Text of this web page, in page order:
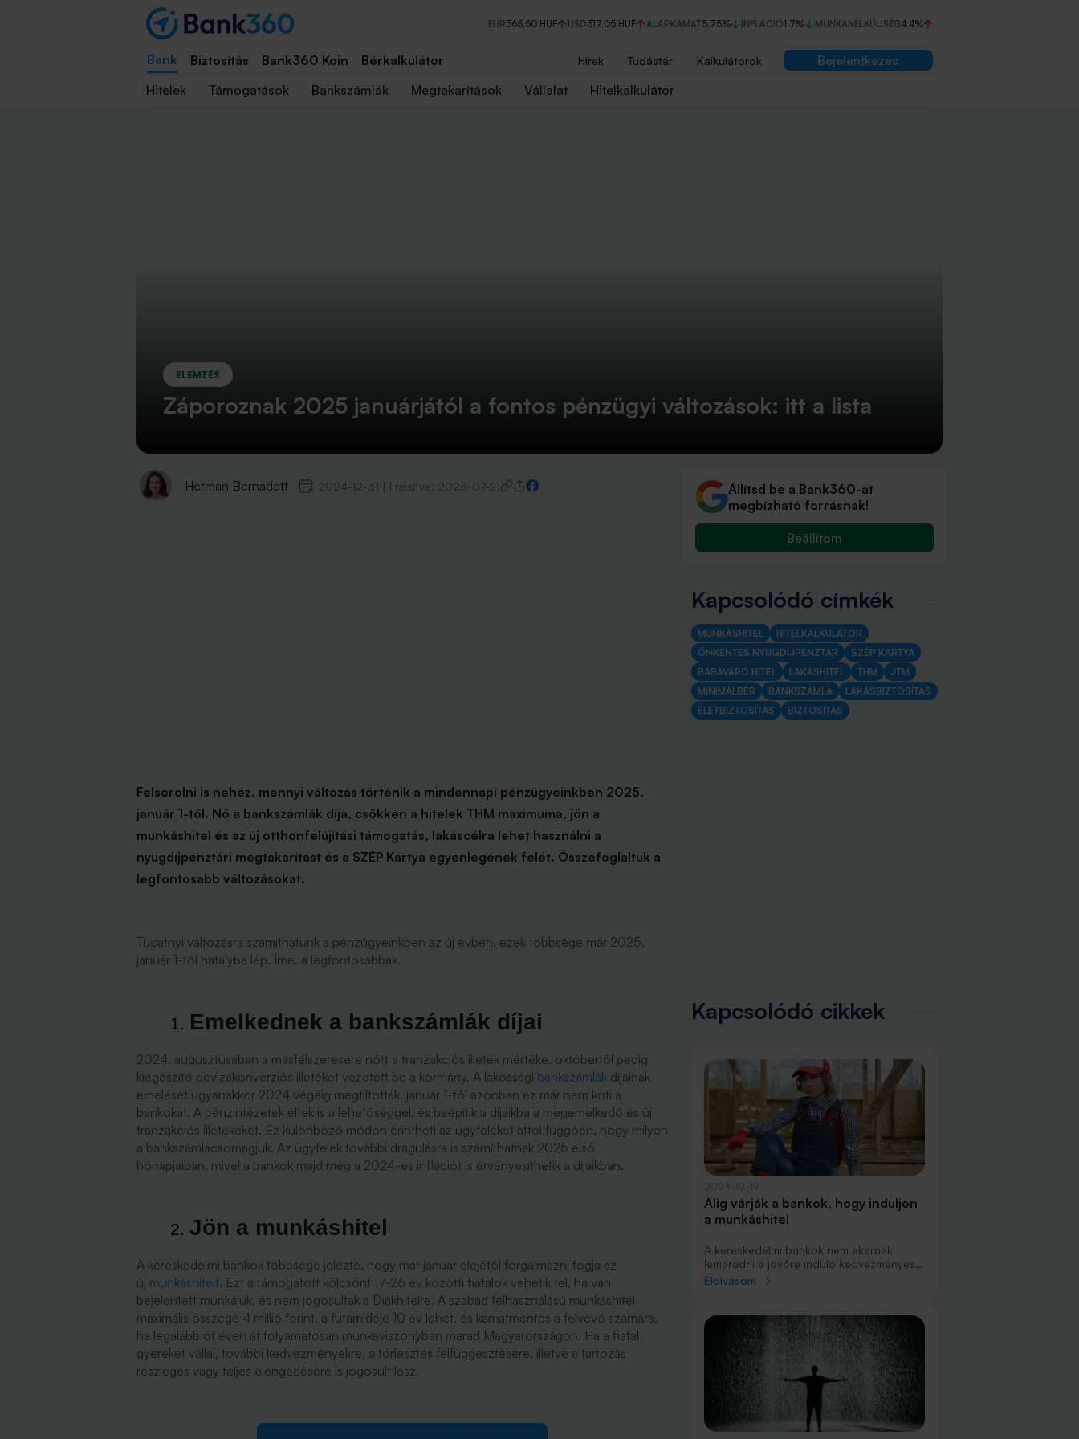
EUR365,50 HUF USD317,05 HUF ALAPKAMAT5,75% INFLÁCIÓ1,7% MUNKANÉLKÜLISÉG4,4%
Bank Biztosítás Bank360 Koin Bérkalkulátor Hírek Tudástár Kalkulátorok
Bejelentkezés
Hitelek
Támogatások Bankszámlák Megtakarítások Vállalat Hitelkalkulátor
ELEMZÉS
Záporoznak 2025 januárjától a fontos pénzügyi változások: itt a lista
Herman Bernadett 2024-12-31 Frissítve: 2025-07-21
Felsorolni is nehéz, mennyi változás történik a mindennapi pénzügyeinkben 2025.
január 1-től. Nő a bankszámlák díja, csökken a hitelek THM maximuma, jön a
munkáshitel és az új otthonfelújítási támogatás, lakáscélra lehet használni a
nyugdíjpénztári megtakarítást és a SZÉP Kártya egyenlegének felét. Összefoglaltuk a
legfontosabb változásokat.
Tucatnyi változásra számíthatunk a pénzügyeinkben az új évben, ezek többsége már 2025.
január 1-től hatályba lép. Íme, a legfontosabbak.
Emelkednek a bankszámlák díjai
2024. augusztusában a másfélszeresére nőtt a tranzakciós illeték mértéke, októbertől pedig
kiegészítő devizakonverziós illetéket vezetett be a kormány. A lakossági bankszámlák díjainak
emelését ugyanakkor 2024 végéig megtiltották, január 1-től azonban ez már nem köti a
bankokat. A pénzintézetek éltek is a lehetőséggel, és beépítik a díjaikba a megemelkedő és új
tranzakciós illetékeket. Ez különböző módon érintheti az ügyfeleket attól függően, hogy milyen
a bankszámlacsomagjuk. Az ügyfelek további drágulásra is számíthatnak 2025 első
hónapjaiban, mivel a bankok majd még a 2024-es inflációt is érvényesíthetik a díjaikban.
Jön a munkáshitel
A kereskedelmi bankok többsége jelezte, hogy már január elejétől forgalmazni fogja az
új munkáshitelt. Ezt a támogatott kölcsönt 17-26 év közötti fiatalok vehetik fel, ha van
bejelentett munkájuk, és nem jogosultak a Diákhitelre. A szabad felhasználású munkáshitel
maximális összege 4 millió forint, a futamideje 10 év lehet, és kamatmentes a felvevő számára,
ha legalább öt éven át folyamatosan munkaviszonyban marad Magyarországon. Ha a fiatal
gyereket vállal, további kedvezményekre, a törlesztés felfüggesztésére, illetve a tartozás
részleges vagy teljes elengedésére is jogosult lesz.
Állítsd be a Bank360-at
megbízható forrásnak!
Beállítom
Kapcsolódó címkék
MUNKÁSHITEL
HITELKALKULÁTOR
ÖNKÉNTES NYUGDÍJPÉNZTÁR
SZÉP KÁRTYA
BABAVÁRÓ HITEL
LAKÁSHITEL THM
JTM
MINIMÁLBÉR
BANKSZÁMLA
LAKÁSBIZTOSÍTÁS
ÉLETBIZTOSÍTÁS
BIZTOSÍTÁS
Kapcsolódó cikkek
Alig várják a bankok, hogy induljon
a munkáshitel
A kereskedelmi bankok nem akarnak
lemaradni a jövőre induló kedvezményes
hitelprogramokról. A munkáshitel már a
kínálja majd.
Elolvasom